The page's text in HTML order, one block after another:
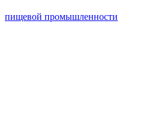
пищевой промышленности